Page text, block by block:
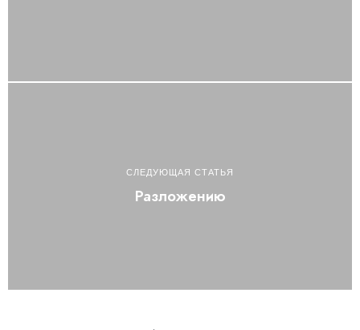
СЛЕДУЮЩАЯ СТАТЬЯ
Разложению